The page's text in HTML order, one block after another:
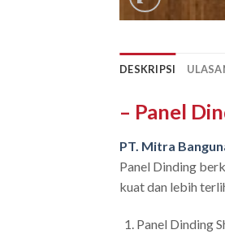
DESKRIPSI
– Panel
PT. Mitra
Panel Dinding
kuat dan lebih
Panel Dinding